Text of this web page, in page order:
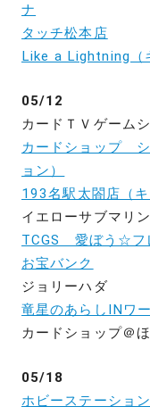
ナ
タッチ松本店
Like a Lightning（
05/12
カードＴＶゲーム
カードショップ
ョン）
193名駅太閤店（キ
イエローサブマリ
TCGS 愛ぼう☆フ
お宝バンク
ジョリーハダ
竜星のあらしINワ
カードショップ＠
05/18
ホビーステーショ